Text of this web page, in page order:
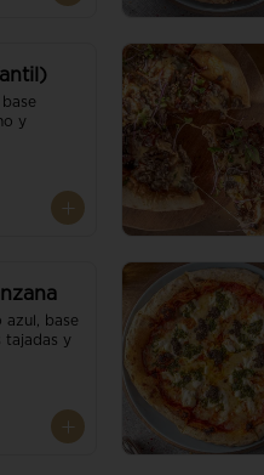
y
azul, base
tajadas y